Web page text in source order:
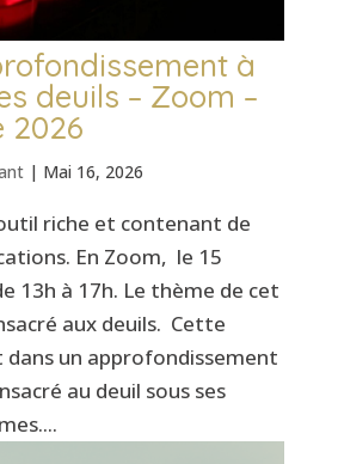
à
deuils – Zoom –
2026
| Mai 16, 2026
riche et contenant de
En Zoom, le 15
13h à 17h. Le thème de cet
aux deuils. Cette
dans un approfondissement
au deuil sous ses